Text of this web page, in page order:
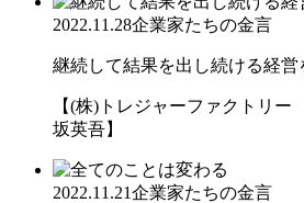
2022.11.28企業家たちの金言
継続して結果を出し続ける経営
【(株)トレジャーファクトリ
坂英吾】
2022.11.21企業家たちの金言